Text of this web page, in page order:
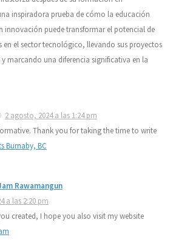
inspiradora prueba de cómo la educación
innovación puede transformar el potencial de
en el sector tecnológico, llevando sus proyectos
y marcando una diferencia significativa en la
2 agosto, 2024 a las 1:24 pm
Thank you for taking the time to write
Burnaby, BC
Rawamangun
a las 2:20 pm
created, I hope you also visit my website